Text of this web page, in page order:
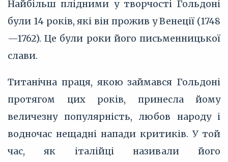
Найбільш плідними у творчості Гольдоні
були 14 років, які він прожив у Венеції (1748
—1762). Це були роки його письменницької
слави.
Титанічна праця, якою займався Гольдоні
протягом цих років, принесла йому
величезну популярність, любов народу і
водночас нещадні напади критиків. У той
час, як італійці називали його